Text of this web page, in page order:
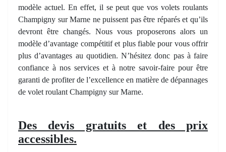
modèle actuel. En effet, il se peut que vos volets roulants
Champigny sur Marne ne puissent pas être réparés et qu’ils
devront être changés. Nous vous proposerons alors un
modèle d’avantage compétitif et plus fiable pour vous offrir
plus d’avantages au quotidien. N’hésitez donc pas à faire
confiance à nos services et à notre savoir-faire pour être
garanti de profiter de l’excellence en matière de dépannages
de volet roulant Champigny sur Marne.
Des devis gratuits et des prix
accessibles.